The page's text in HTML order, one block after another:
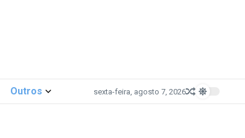
Outros sexta-feira, agosto 7, 2026